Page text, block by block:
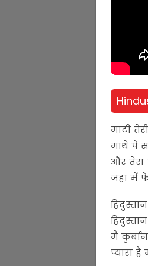
माटी
माथे पे
और
जहा में
मैं
प्यारा है